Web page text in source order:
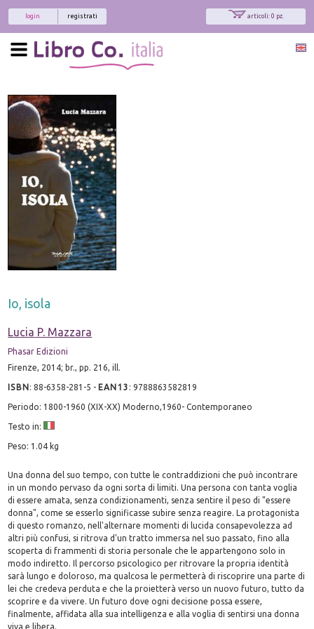
articoli: 0 pz.
registrati
login
Io, isola
Lucia P. Mazzara
Phasar Edizioni
Firenze, 2014; br., pp. 216, ill.
ISBN:88-6358-281-5 - EAN13 :9788863582819
Periodo: 1800-1960 (XIX-XX) Moderno,1960- Contemporaneo
Testo in:
Peso: 1.04 kg
Una donna del suo tempo, con tutte le contraddizioni che può incontrare
in un mondo pervaso da ogni sorta di limiti. Una persona con tanta voglia
di essere amata, senza condizionamenti, senza sentire il peso di "essere
donna", come se esserlo significasse subire senza reagire. La protagonista
di questo romanzo, nell'alternare momenti di lucida consapevolezza ad
altri più confusi, si ritrova d'un tratto immersa nel suo passato, fino alla
scoperta di frammenti di storia personale che le appartengono solo in
modo indiretto. Il percorso psicologico per ritrovare la propria identità
sarà lungo e doloroso, ma qualcosa le permetterà di riscoprire una parte di
lei che credeva perduta e che la proietterà verso un nuovo futuro, tutto da
scoprire e da vivere. Un futuro dove ogni decisione possa essere,
finalmente, affidata alla sua intelligenza e alla voglia di sentirsi una donna
viva e libera.